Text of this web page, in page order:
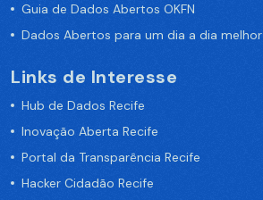
Guia de Dados Abertos OKFN
Dados Abertos para um dia a dia melhor
Links de Interesse
Hub de Dados Recife
Inovação Aberta Recife
Portal da Transparência Recife
Hacker Cidadão Recife